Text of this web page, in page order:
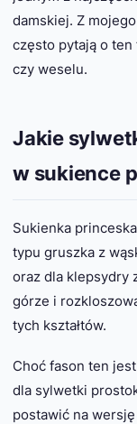
damskiej. Z
często pytają o ten
czy weselu.
Jakie
w sukience
Sukienka
typu gruszka z
oraz dla klepsydry
górze i
tych kształtów.
Choć fason ten
dla sylwetki
postawić na